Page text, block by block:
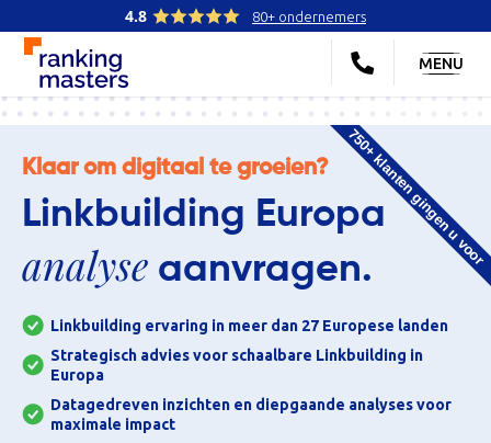
4.8 80+ ondernemers
MENU
750+ klanten gingen u voor
Klaar om digitaal te groeien?
Linkbuilding Europa
analyse aanvragen.
Linkbuilding ervaring in meer dan 27 Europese landen
Strategisch advies voor schaalbare Linkbuilding in
Europa
Datagedreven inzichten en diepgaande analyses voor
maximale impact